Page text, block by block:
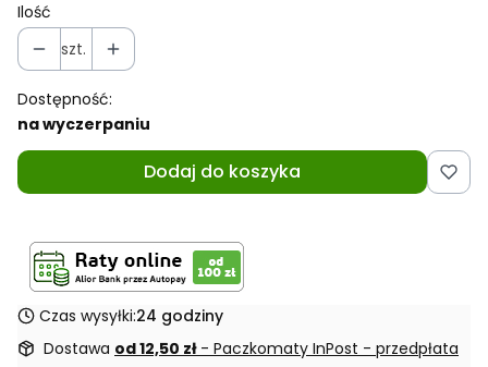
Ilość
szt.
Dostępność:
na wyczerpaniu
Dodaj do koszyka
Czas wysyłki:24 godziny
Dostawa od 12,50 zł - Paczkomaty InPost - przedpłata